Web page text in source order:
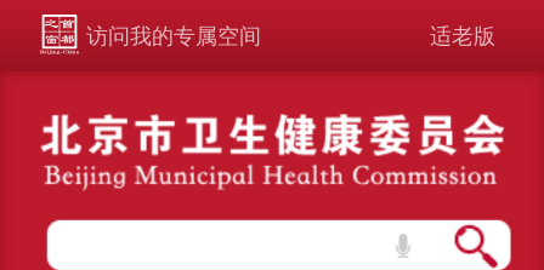
访问我的专属空间 适老版